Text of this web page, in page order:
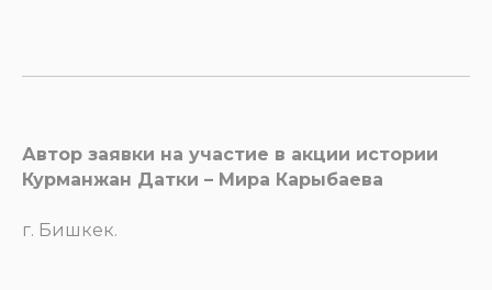
Автор заявки на участие в акции истории
Курманжан Датки – Мира Карыбаева
г. Бишкек.